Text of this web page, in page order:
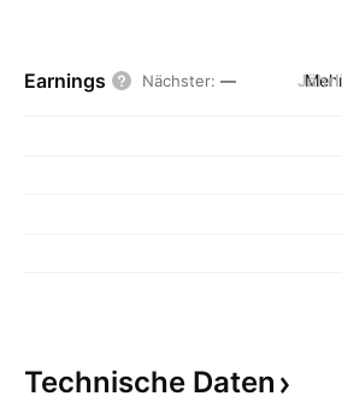
Earnings Nächster: —
Technische Daten